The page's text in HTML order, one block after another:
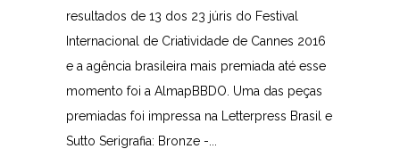
resultados de 13 dos 23 júris do Festival
Internacional de Criatividade de Cannes 2016
e a agência brasileira mais premiada até esse
momento foi a AlmapBBDO. Uma das peças
premiadas foi impressa na Letterpress Brasil e
Sutto Serigrafia: Bronze -...